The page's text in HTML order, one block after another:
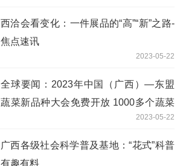
西洽会看变化：一件展品的“高”“新”之路-
焦点速讯
2023-05-22
全球要闻：2023年中国（广西）—东盟
蔬菜新品种大会免费开放 1000多个蔬菜
2023-05-22
广西各级社会科学普及基地：“花式”科普
有趣有料